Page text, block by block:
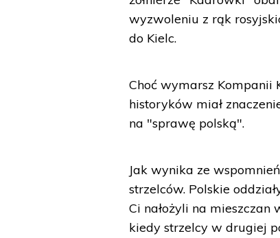
wyzwoleniu z rąk
do Kielc.
Choć wymarsz Kompanii
historyków miał
na "sprawę polską".
Jak wynika ze
strzelców. Polskie
Ci nałożyli na
kiedy strzelcy w drugiej